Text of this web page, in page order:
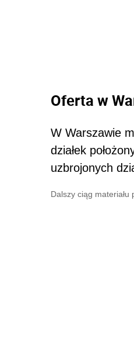
Oferta w
W Warszawie
działek
uzbrojonych
Dalszy ciąg materiału